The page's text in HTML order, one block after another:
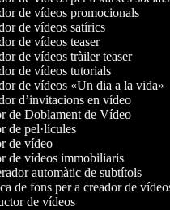
de vídeos promocionals
de vídeos satírics
de vídeos teaser
de vídeos tràiler teaser
de vídeos tutorials
de vídeos «Un dia a la vida»
d’invitacions en vídeo
de Doblament de Vídeo
pel·lícules
de vídeo
de vídeos immobiliaris
automàtic de subtítols
de fons per a creador de vídeos
de vídeos